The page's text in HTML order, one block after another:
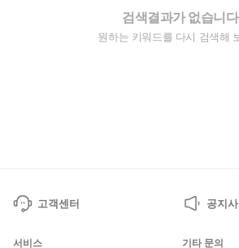
검색결과가 없습니
원하는 키워드를 다시 검색해
고객센터 공지
서비스 기타 문의